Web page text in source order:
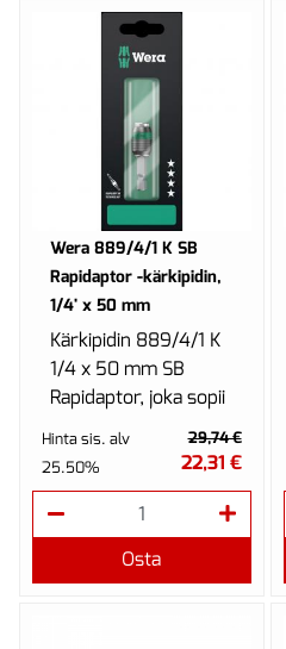
Wera 889/4/1 K SB
Rapidaptor -kärkipidin,
1/4' x 50 mm
Kärkipidin 889/4/1 K
1/4 x 50 mm SB
Rapidaptor, joka sopii
sellaisten bits-
on 1/4" kuusi...
Hinta sis. alv
25.50%
29,74 €
22,31 €
Osta